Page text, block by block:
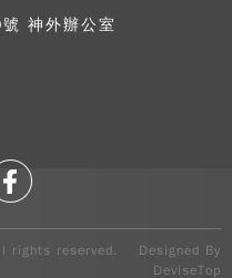
神外辦公室
rights reserved. Designed By
DeviseTop